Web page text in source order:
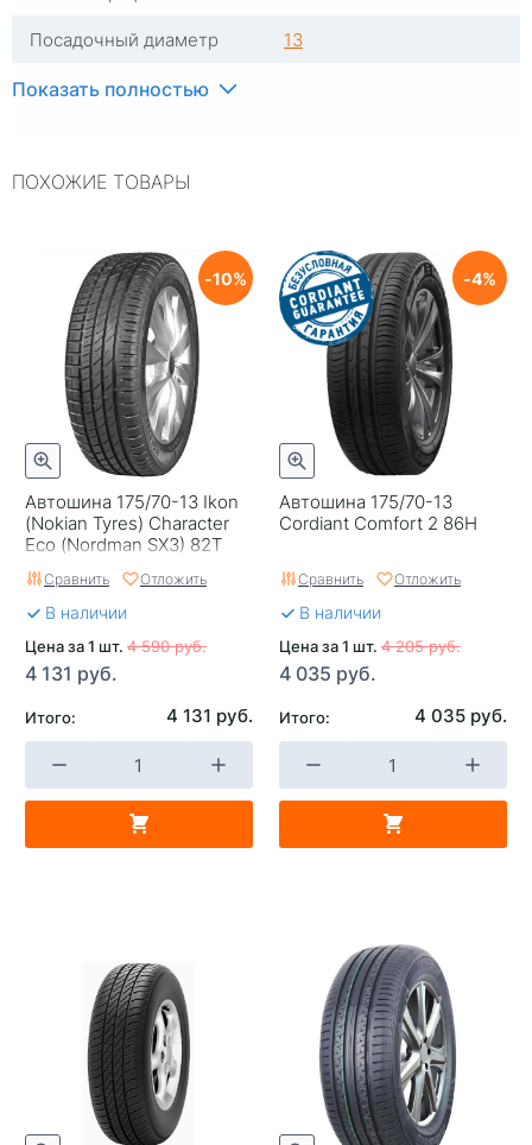
Посадочный диаметр
13
Индекс скорости
Типоразмер
Тип шины
Легковые
С камерой
Без камеры
RunFlat
Комплектация
Шип
Нешипованная
Гарантия
1 год
Показать полностью
ПОХОЖИЕ ТОВАРЫ
Автошина 175/70-13 Ikon
(Nokian Tyres) Character
Eco (Nordman SX3) 82T
10
Сравнить Отложить
В наличии
Цена за 1 шт. 4 590 руб.
4 131 руб.
Итого: 4 131 руб.
Автошина 175/70-13
Cordiant Comfort 2 86H
4
Сравнить Отложить
В наличии
Цена за 1 шт. 4 205 руб.
4 035 руб.
Итого: 4 035 руб.